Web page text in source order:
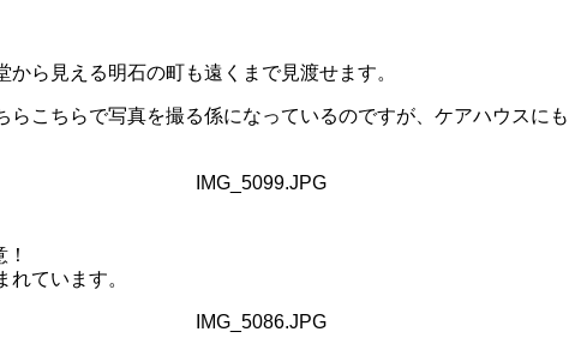
ら見える明石の町も遠くまで見渡せます。
こちらで写真を撮る係になっているのですが、ケアハウスに
ています。